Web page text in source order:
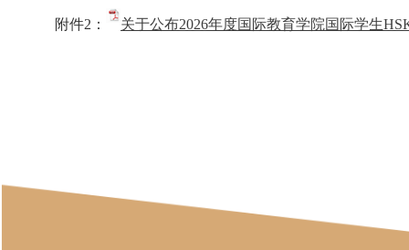
附件2： 关于公布2026年度国际教育学院国际学生